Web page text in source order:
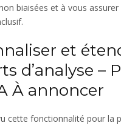
biaisées et à vous
et
d’analyse –
À annoncer
cette fonctionnalité pour la